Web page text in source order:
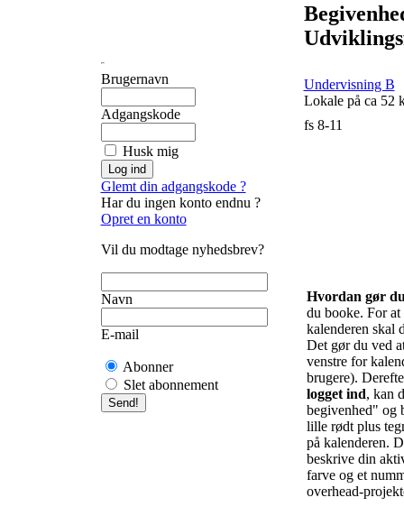
Brugernavn
Adgangskode
Husk mig
Glemt din adgangskode ?
Har du ingen konto endnu ?
Opret en konto
Vil du modtage nyhedsbrev?
Navn
E-mail
Abonner
Slet abonnement
Undervisning B
Lokale på ca 52
fs 8-11
Hvordan gør
du booke. For
kalenderen skal
Det gør du ved
venstre for
brugere).
logget ind, kan
begivenhed" og
lille rødt plus
på kalenderen.
beskrive din
farve og et
overhead-